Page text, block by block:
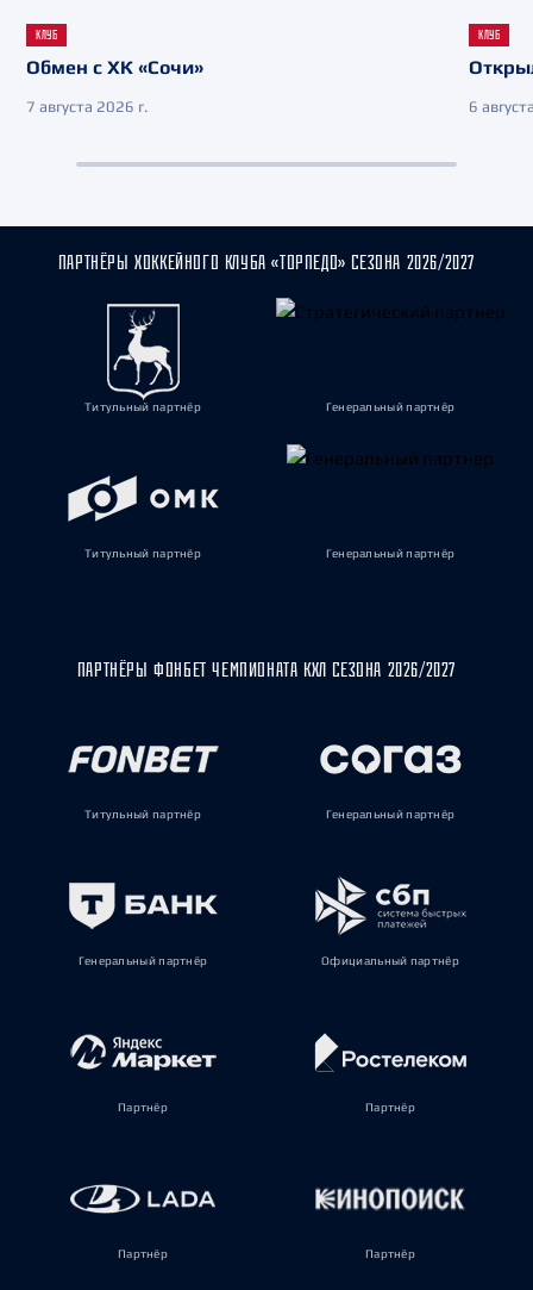
КЛУБ
Обмен с ХК «Сочи»
7 августа 2026 г.
КЛУБ
6
ПАРТНЁРЫ ХОККЕЙНОГО КЛУБА «ТОРПЕДО» СЕЗОНА 2026/2027
Титульный партнёр Генеральный партнёр
Титульный партнёр Генеральный партнёр
ПАРТНЁРЫ ФОНБЕТ ЧЕМПИОНАТА КХЛ СЕЗОНА 2026/2027
Титульный партнёр Генеральный партнёр
Генеральный партнёр Официальный партнёр
Партнёр Партнёр
Партнёр Партнёр